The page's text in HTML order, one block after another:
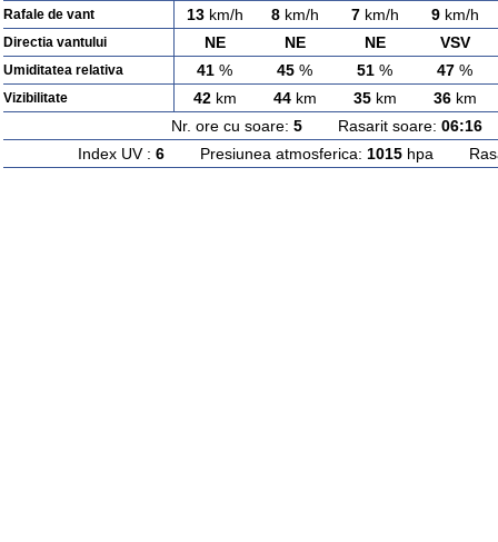
Rafale de vant 13km/h 8km/h 7km/h 9km/h
Directia vantului NE NE NE VSV
Umiditatea relativa 41 % 45 % 51 % 47 %
Vizibilitate 42km 44km 35km 36km
Nr. ore cu soare: 5Rasarit soare: 06:16
Index UV : 6 Presiunea atmosferica: 1015 hpa